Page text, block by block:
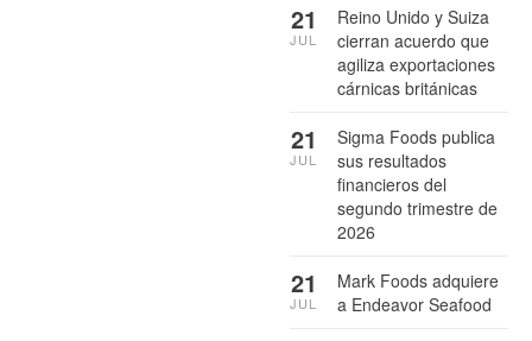
Reino Unido y Suiza
cierran acuerdo que
agiliza exportaciones
cárnicas británicas
21
JUL
Sigma Foods publica
sus resultados
financieros del
segundo trimestre de
2026
21
JUL
Mark Foods adquiere
a Endeavor Seafood
21
JUL